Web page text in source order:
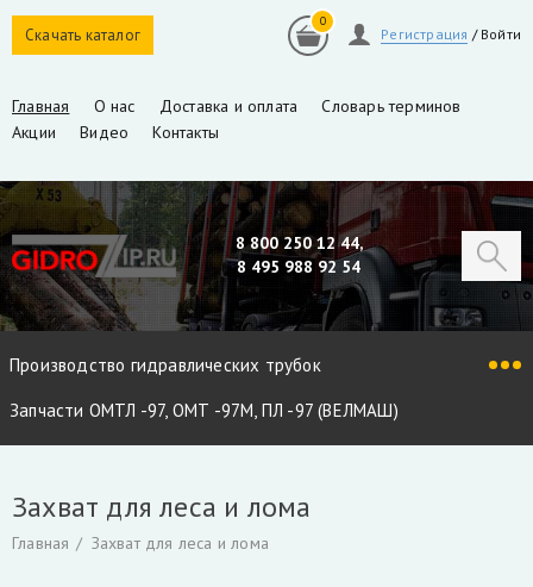
Скачать каталог Регистрация / Войти
0
Главная О нас Доставка и оплата
Словарь терминов
Акции
Видео Контакты
8 800 250 12 44,
8 495 988 92 54
Производство гидравлических трубок
Запчасти ОМТЛ -97, ОМТ -97М, ПЛ -97 (ВЕЛМАШ)
Запчасти Майман 90, 100, 110 / Атлант 90, 100
Гидроцилиндры
Гидрораспределители
Захват для леса и лома
Главная Захват для леса и лома